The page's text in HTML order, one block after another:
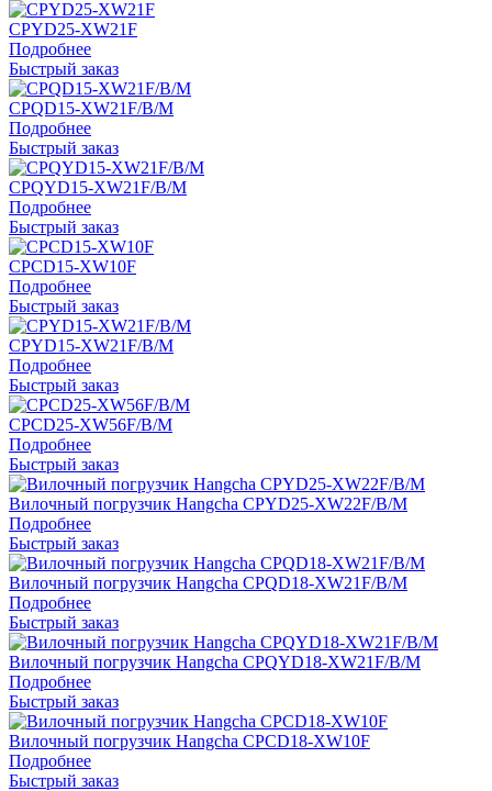
CPYD25-XW21F
Подробнее
Быстрый заказ
CPQD15-XW21F/B/M
Подробнее
Быстрый заказ
CPQYD15-XW21F/B/M
Подробнее
Быстрый заказ
CPCD15-XW10F
Подробнее
Быстрый заказ
CPYD15-XW21F/B/M
Подробнее
Быстрый заказ
CPCD25-XW56F/B/M
Подробнее
Быстрый заказ
Вилочный погрузчик Hangcha CPYD25-XW22F/B/M
Подробнее
Быстрый заказ
Вилочный погрузчик Hangcha CPQD18-XW21F/B/M
Подробнее
Быстрый заказ
Вилочный погрузчик Hangcha CPQYD18-XW21F/B/M
Подробнее
Быстрый заказ
Вилочный погрузчик Hangcha CPCD18-XW10F
Подробнее
Быстрый заказ